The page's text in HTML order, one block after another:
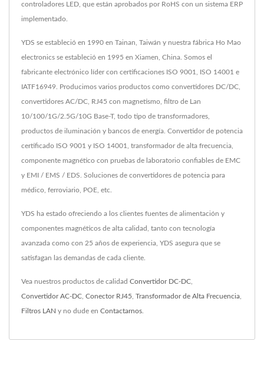
controladores LED, que están aprobados por RoHS con un sistema ERP
implementado.
YDS se estableció en 1990 en Tainan, Taiwán y nuestra fábrica Ho Mao
electronics se estableció en 1995 en Xiamen, China. Somos el
fabricante electrónico líder con certificaciones ISO 9001, ISO 14001 e
IATF16949. Producimos varios productos como convertidores DC/DC,
convertidores AC/DC, RJ45 con magnetismo, filtro de Lan
10/100/1G/2.5G/10G Base-T, todo tipo de transformadores,
productos de iluminación y bancos de energía. Convertidor de potencia
certificado ISO 9001 y ISO 14001, transformador de alta frecuencia,
componente magnético con pruebas de laboratorio confiables de EMC
y EMI / EMS / EDS. Soluciones de convertidores de potencia para
médico, ferroviario, POE, etc.
YDS ha estado ofreciendo a los clientes fuentes de alimentación y
componentes magnéticos de alta calidad, tanto con tecnología
avanzada como con 25 años de experiencia, YDS asegura que se
satisfagan las demandas de cada cliente.
Vea nuestros productos de calidad Convertidor DC-DC
Convertidor AC-DC Conector RJ45 Transformador de Alta Frecuencia
Filtros LAN y no dude en Contactarnos